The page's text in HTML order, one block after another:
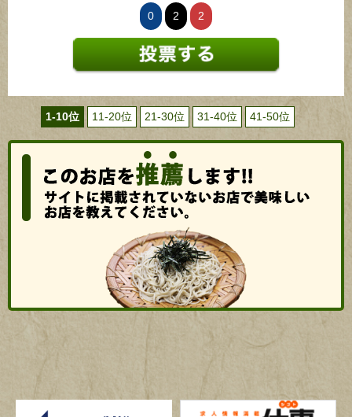
0 2 2
1-10位 11-20位 21-30位 31-40位 41-50位